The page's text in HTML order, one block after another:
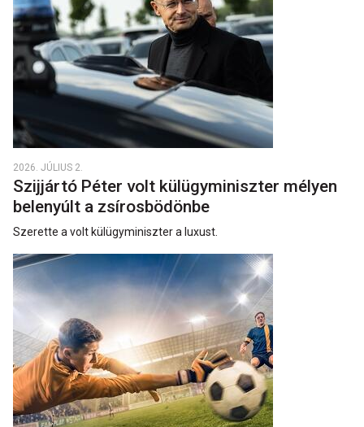
2026. JÚLIUS 2.
Szijjártó Péter volt külügyminiszter mélyen
belenyúlt a zsírosbödönbe
Szerette a volt külügyminiszter a luxust.